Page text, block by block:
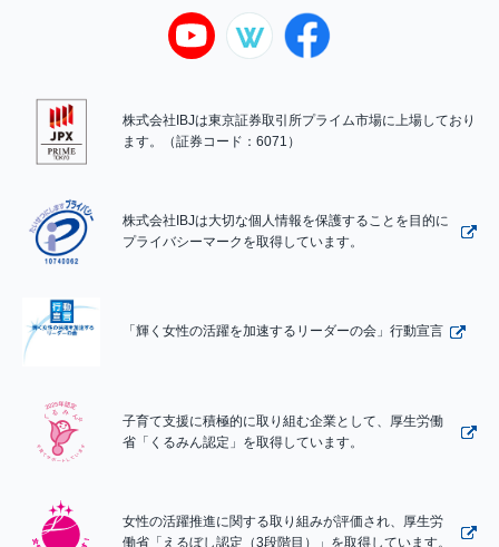
株式会社IBJは東京証券取引所プライム市場に上場しており
ます。（証券コード：6071）
株式会社IBJは大切な個人情報を保護することを目的に
プライバシーマークを取得しています。
「輝く女性の活躍を加速するリーダーの会」行動宣言
子育て支援に積極的に取り組む企業として、厚生労働
省「くるみん認定」を取得しています。
女性の活躍推進に関する取り組みが評価され、厚生労
働省「えるぼし認定（3段階目）」を取得しています。